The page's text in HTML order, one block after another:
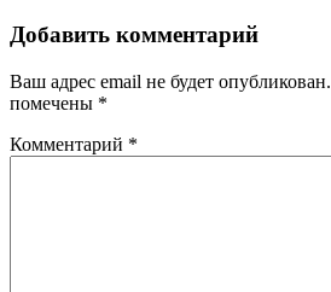
Добавить комментарий
Ваш адрес email не будет опубликован.
помечены *
Комментарий *